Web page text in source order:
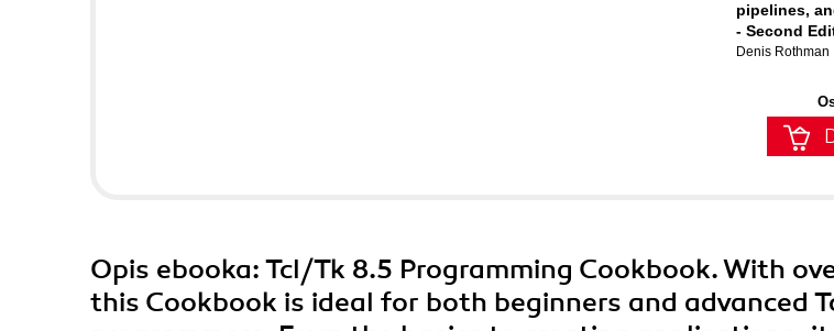
pipelines,
- Second
Denis Rothman
Opis ebooka: Tcl/Tk 8.5 Programming Cookbook. With
this Cookbook is ideal for both beginners and advanced